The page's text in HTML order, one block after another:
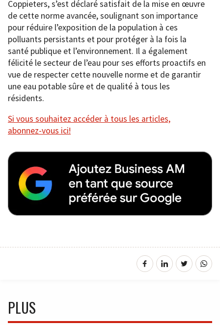
Coppieters, s’est déclaré satisfait de la mise en œuvre
de cette norme avancée, soulignant son importance
pour réduire l’exposition de la population à ces
polluants persistants et pour protéger à la fois la
santé publique et l’environnement. Il a également
félicité le secteur de l’eau pour ses efforts proactifs en
vue de respecter cette nouvelle norme et de garantir
une eau potable sûre et de qualité à tous les
résidents.
Si vous souhaitez accéder à tous les articles,
abonnez-vous ici!
PLUS